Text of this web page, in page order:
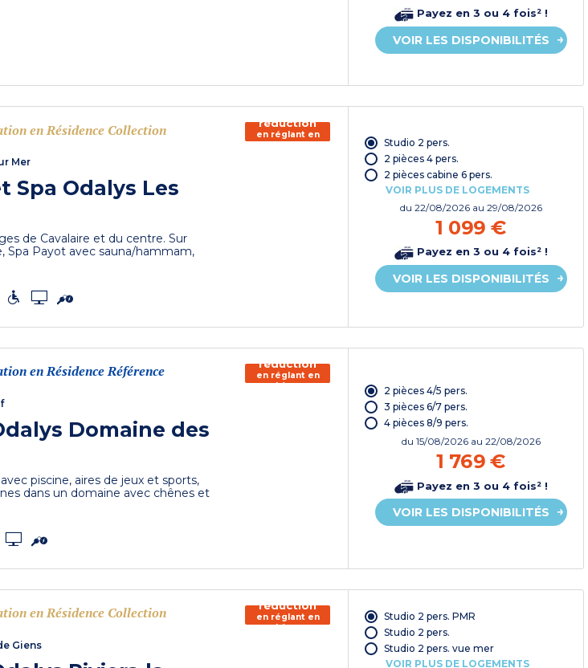
Payez en 3 ou 4 fois² !
VOIR LES DISPONIBILITÉS
en Résidence Collection
Mer
Spa Odalys Les
de Cavalaire et du centre. Sur
Spa Payot avec sauna/hammam,
150€ de
réduction
en réglant en
chèque
Studio 2 pers.
2 pièces 4 pers.
2 pièces cabine 6 pers.
VOIR PLUS DE LOGEMENTS
du22/08/2026 au 29/08/2026
1 099 €
Payez en 3 ou 4 fois² !
VOIR LES DISPONIBILITÉS
en Résidence Référence
Domaine des
piscine, aires de jeux et sports,
dans un domaine avec chênes et
150€ de
réduction
en réglant en
chèque
2 pièces 4/5 pers.
3 pièces 6/7 pers.
4 pièces 8/9 pers.
du15/08/2026 au 22/08/2026
1 769 €
Payez en 3 ou 4 fois² !
VOIR LES DISPONIBILITÉS
en Résidence Collection
Giens
150€ de
réduction
en réglant en
chèque
Studio 2 pers. PMR
Studio 2 pers.
Studio 2 pers. vue mer
VOIR PLUS DE LOGEMENTS